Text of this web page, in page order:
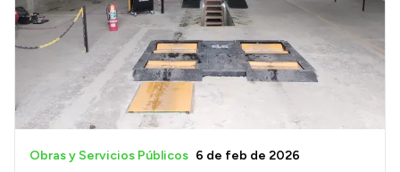
Obras y Servicios Públicos 6 de feb de 2026